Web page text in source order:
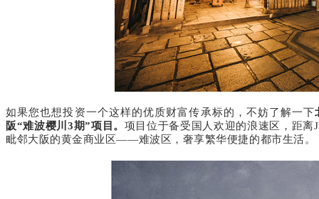
如果您也想投资一个这样的优质财富传承标的，不妨了解一下
阪“难波樱川 3期”项目。 项目位于备受国人欢迎的浪速区，距离
毗邻大阪的黄金商业区——难波区，奢享繁华便捷的都市生活。